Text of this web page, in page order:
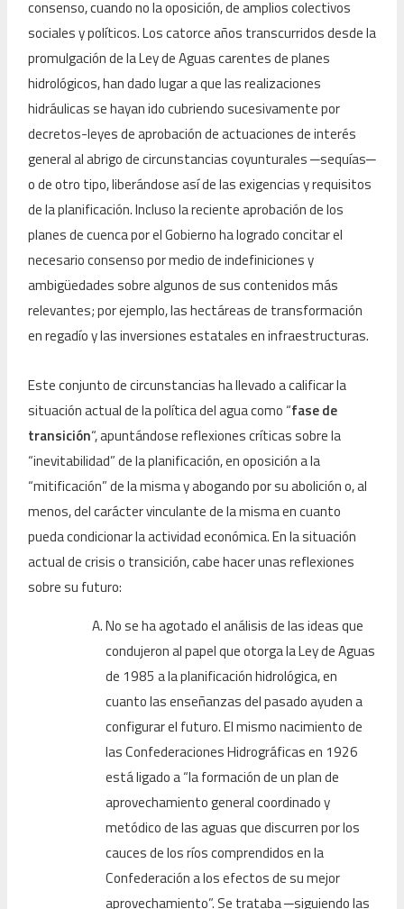
consenso, cuando no la oposición, de amplios colectivos
sociales y políticos. Los catorce años transcurridos desde la
promulgación de la Ley de Aguas carentes de planes
hidrológicos, han dado lugar a que las realizaciones
hidráulicas se hayan ido cubriendo sucesivamente por
decretos-leyes de aprobación de actuaciones de interés
general al abrigo de circunstancias coyunturales─sequías─
o de otro tipo, liberándose así de las exigencias y requisitos
de la planificación. Incluso la reciente aprobación de los
planes de cuenca por el Gobierno ha logrado concitar el
necesario consenso por medio de indefiniciones y
ambigüedades sobre algunos de sus contenidos más
relevantes; por ejemplo, las hectáreas de transformación
en regadío y las inversiones estatales en infraestructuras.
Este conjunto de circunstancias ha llevado a calificar la
situación actual de la política del agua como “fase de
transición“, apuntándose reflexiones críticas sobre la
“inevitabilidad” de la planificación, en oposición a la
“mitificación” de la misma y abogando por su abolición o, al
menos, del carácter vinculante de la misma en cuanto
pueda condicionar la actividad económica. En la situación
actual de crisis o transición, cabe hacer unas reflexiones
sobre su futuro:
No se ha agotado el análisis de las ideas que
condujeron al papel que otorga la Ley de Aguas
de 1985 a la planificación hidrológica, en
cuanto las enseñanzas del pasado ayuden a
configurar el futuro. El mismo nacimiento de
las Confederaciones Hidrográficas en 1926
está ligado a “la formación de un plan de
aprovechamiento general coordinado y
metódico de las aguas que discurren por los
cauces de los ríos comprendidos en la
Confederación a los efectos de su mejor
aprovechamiento”. Se trataba─siguiendo las